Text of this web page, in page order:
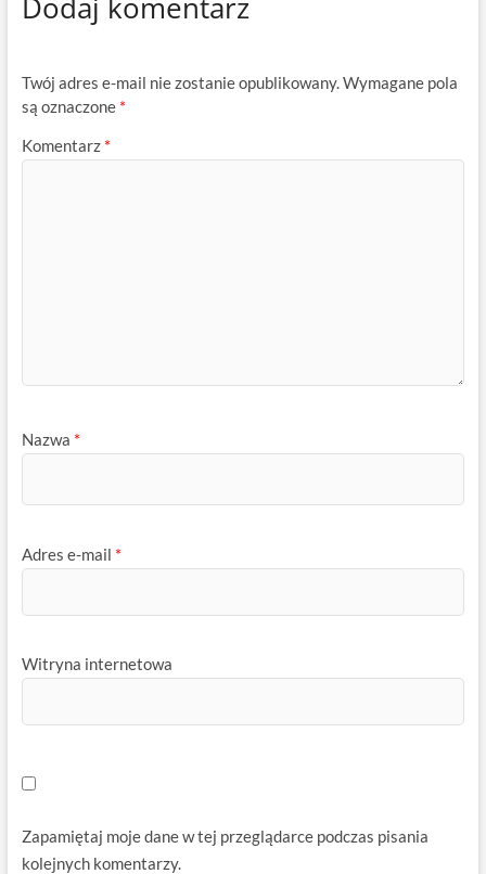
Twój adres e-mail nie zostanie opublikowany.Wymagane pola
są oznaczone *
Komentarz *
Nazwa *
Adres e-mail *
Witryna internetowa
Zapamiętaj moje dane w tej przeglądarce podczas pisania
kolejnych komentarzy.